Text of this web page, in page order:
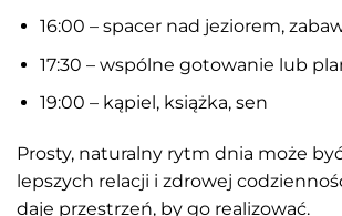
16:00 – spacer nad jeziorem,
17:30 – wspólne gotowanie lub
19:00 – kąpiel, książka, sen
Prosty, naturalny rytm dnia może
lepszych relacji i zdrowej
daje przestrzeń, by go realizować.